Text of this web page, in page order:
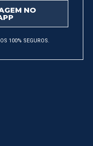
NO
100% SEGUROS.